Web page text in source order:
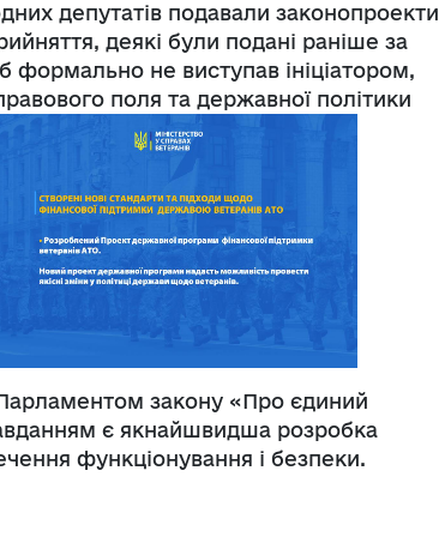
депутатів подавали законопроекти
деякі були подані раніше за
формально не виступав ініціатором,
поля та державної політики
закону «Про єдиний
є якнайшвидша розробка
функціонування і безпеки.